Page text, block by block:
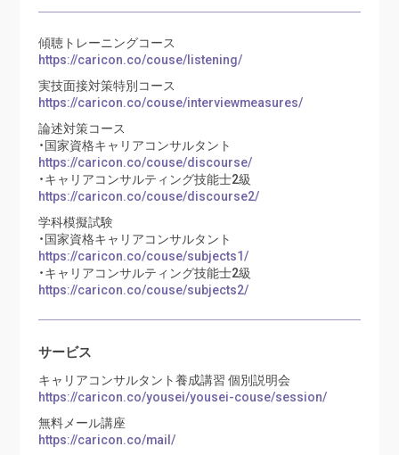
傾聴トレーニングコース
https://caricon.co/couse/listening/
実技面接対策特別コース
https://caricon.co/couse/interviewmeasures/
論述対策コース
・国家資格キャリアコンサルタント
https://caricon.co/couse/discourse/
・キャリアコンサルティング技能士2級
https://caricon.co/couse/discourse2/
学科模擬試験
・国家資格キャリアコンサルタント
https://caricon.co/couse/subjects1/
・キャリアコンサルティング技能士2級
https://caricon.co/couse/subjects2/
サービス
キャリアコンサルタント養成講習 個別説明会
https://caricon.co/yousei/yousei-couse/session/
無料メール講座
https://caricon.co/mail/